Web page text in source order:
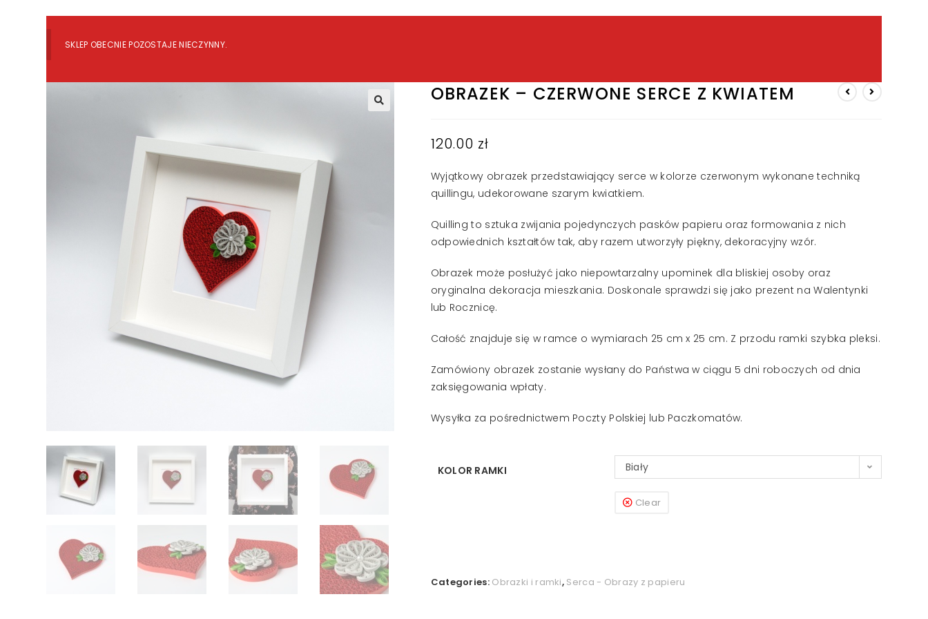
SKLEP OBECNIE POZOSTAJE NIECZYNNY.
OBRAZEK – CZERWONE SERCE Z KWIATEM
120.00 zł
Wyjątkowy obrazek przedstawiający serce w kolorze czerwonym wykonane techniką
quillingu, udekorowane szarym kwiatkiem.
Quilling to sztuka zwijania pojedynczych pasków papieru oraz formowania z nich
odpowiednich kształtów tak, aby razem utworzyły piękny, dekoracyjny wzór.
Obrazek może posłużyć jako niepowtarzalny upominek dla bliskiej osoby oraz
oryginalna dekoracja mieszkania. Doskonale sprawdzi się jako prezent na Walentynki
lub Rocznicę.
Całość znajduje się w ramce o wymiarach 25 cm x 25 cm. Z przodu ramki szybka pleksi.
Zamówiony obrazek zostanie wysłany do Państwa w ciągu 5 dni roboczych od dnia
zaksięgowania wpłaty.
Wysyłka za pośrednictwem Poczty Polskiej lub Paczkomatów.
KOLOR RAMKI Biały
Clear
Categories: Obrazki i ramki, Serca - Obrazy z papieru